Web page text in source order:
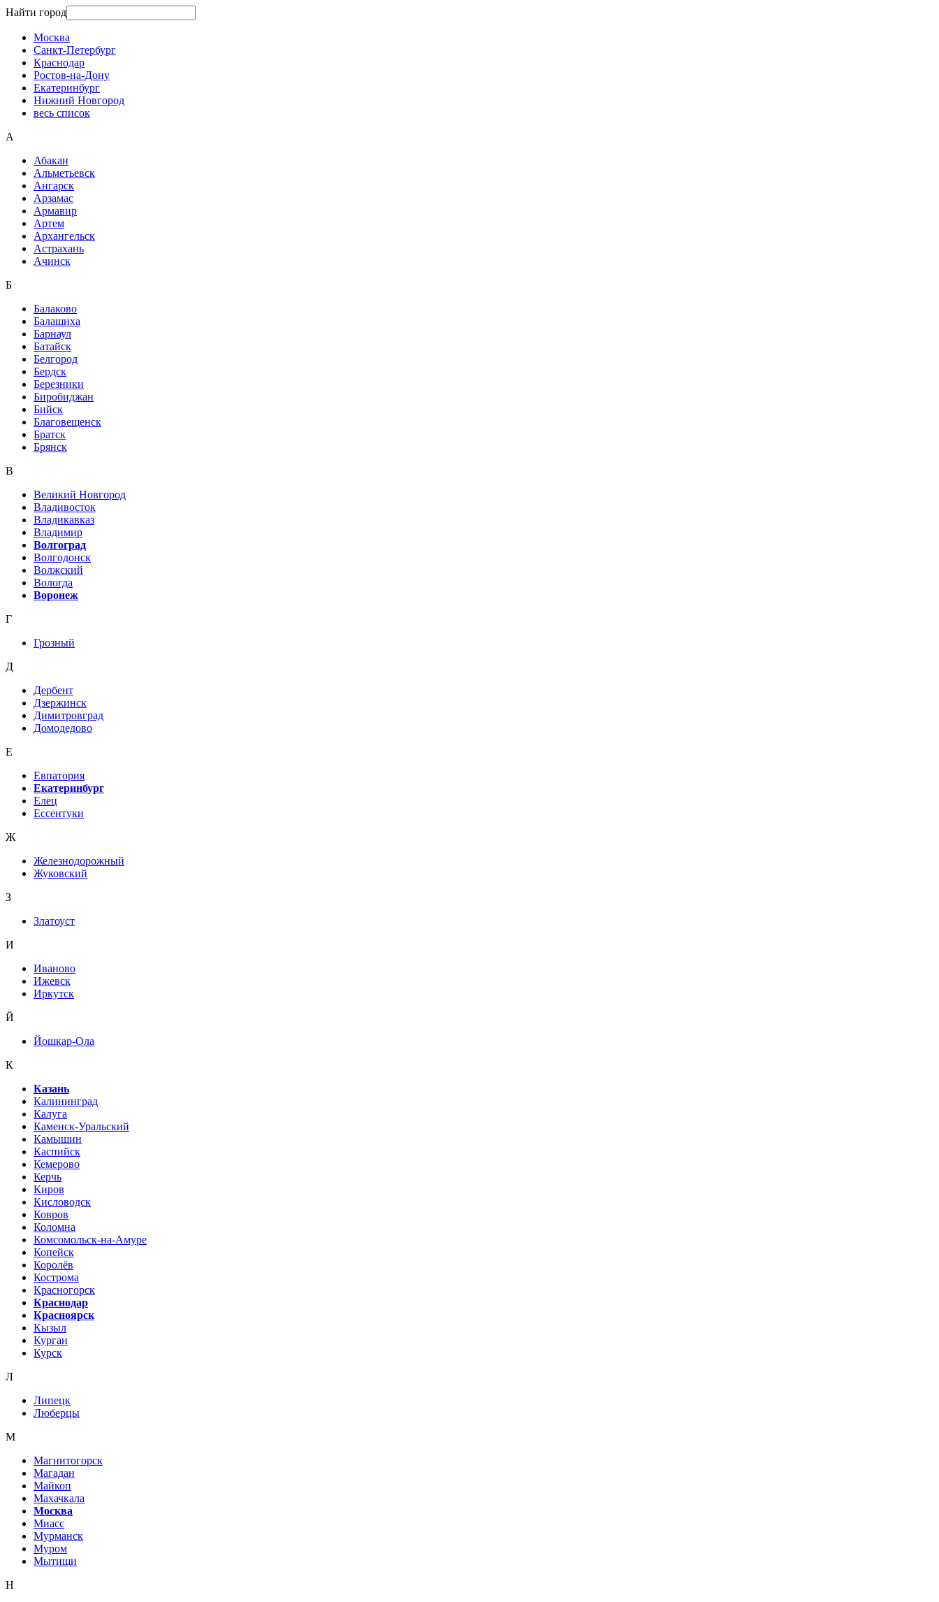
Найти город
Москва
Санкт-Петербург
Краснодар
Ростов-на-Дону
Екатеринбург
Нижний Новгород
весь список
А
Абакан
Альметьевск
Ангарск
Арзамас
Армавир
Артем
Архангельск
Астрахань
Ачинск
Б
Балаково
Балашиха
Барнаул
Батайск
Белгород
Бердск
Березники
Биробиджан
Бийск
Благовещенск
Братск
Брянск
В
Великий Новгород
Владивосток
Владикавказ
Владимир
Волгоград
Волгодонск
Волжский
Вологда
Воронеж
Г
Грозный
Д
Дербент
Дзержинск
Димитровград
Домодедово
Е
Евпатория
Екатеринбург
Елец
Ессентуки
Ж
Железнодорожный
Жуковский
З
Златоуст
И
Иваново
Ижевск
Иркутск
Й
Йошкар-Ола
К
Казань
Калининград
Калуга
Каменск-Уральский
Камышин
Каспийск
Кемерово
Керчь
Киров
Кисловодск
Ковров
Коломна
Комсомольск-на-Амуре
Копейск
Королёв
Кострома
Красногорск
Краснодар
Красноярск
Кызыл
Курган
Курск
Л
Липецк
Люберцы
М
Магнитогорск
Магадан
Майкоп
Махачкала
Москва
Миасс
Мурманск
Муром
Мытищи
Н